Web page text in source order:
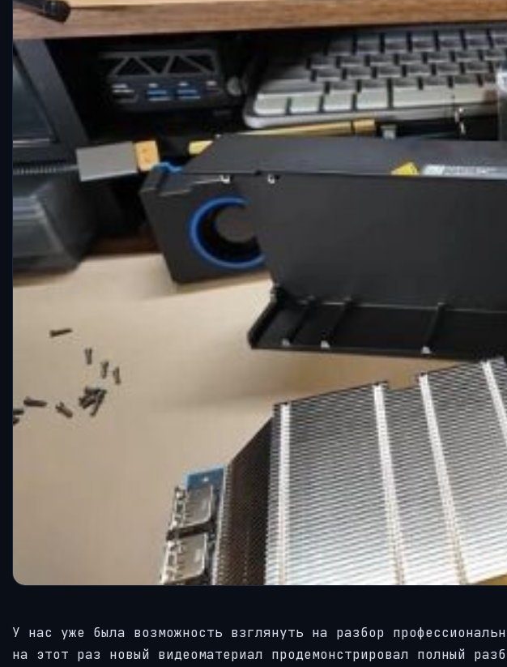
У нас уже была возможность взглянуть на разбор
на этот раз новый видеоматериал продемонстрировал полный